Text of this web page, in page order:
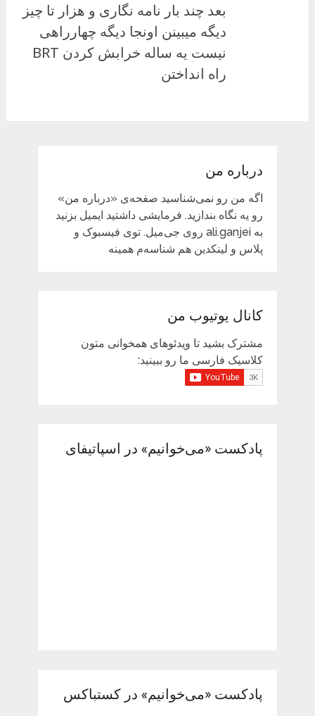
بعد چند بار نامه نگاری و هزار تا چیز
دیگه میبینن اونجا دیگه چهارراهی
نیست یه ساله خرابش کردن BRT
راه انداختن
درباره من
اگه من رو نمی‌شناسید صفحه‌ی «درباره من»
رو یه نگاه بندازید. فرمایشی داشتید ایمیل بزنید
به ali.ganjei روی جی‌میل. توی فیسبوک و
پلاس و لینکدین هم شناسه‌م همینه
کانال یوتیوب من
مشترک بشید تا ویدئوهای همخوانی متون
کلاسیک فارسی ما رو ببینید:
پادکست «می‌خوانیم» در اسپاتیفای
پادکست «می‌خوانیم» در کستباکس